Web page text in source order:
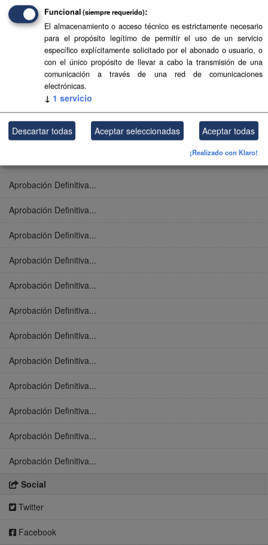
Aprobación Definitiva...
Aprobación Definitiva...
Aprobación Definitiva...
Aprobación Definitiva...
Aprobación Definitiva...
Aprobación Definitiva...
Aprobación Definitiva...
Aprobación Definitiva...
Aprobación Definitiva...
Aprobación Definitiva...
Aprobación Definitiva...
Aprobación Definitiva...
Aprobación Definitiva...
Aprobación Definitiva...
Aprobación Definitiva...
Aprobación Definitiva...
Aprobación Definitiva...
Aprobación Definitiva...
Social
Twitter
Facebook
Funcional (siempre requerido)
El almacenamiento o acceso técnico es estrictamente necesario
para el propósito legítimo de permitir el uso de un servicio
específico explícitamente solicitado por el abonado o usuario, o
con el único propósito de llevar a cabo la transmisión de una
comunicación a través de una red de comunicaciones
electrónicas.
↓ 1 servicio
Descartar todas Aceptar seleccionadas Aceptar todas
¡Realizado con Klaro!